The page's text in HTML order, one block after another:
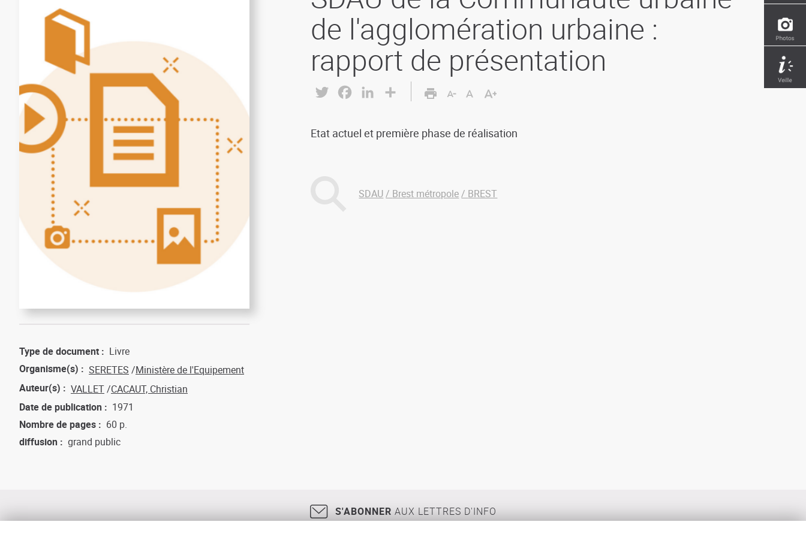
de l'agglomération urbaine :
rapport de présentation
Twitter FacebookLinkedIn
Etat actuel et première phase de réalisation
SDAU Brest métropole BREST
Type de document
Livre
Organisme(s)
SERETES Ministère de l'Equipement
Auteur(s)
VALLET CACAUT, Christian
Date de publication
1971
Nombre de pages
60 p.
diffusion
grand public
S'ABONNER AUX LETTRES D'INFO